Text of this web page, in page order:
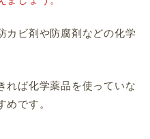
カビ剤や防腐剤などの化学
れば化学薬品を使っていな
めです。